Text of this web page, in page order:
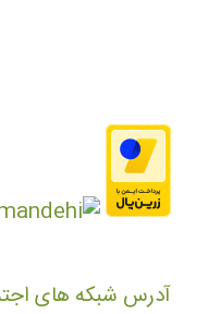
آدرس شبکه های